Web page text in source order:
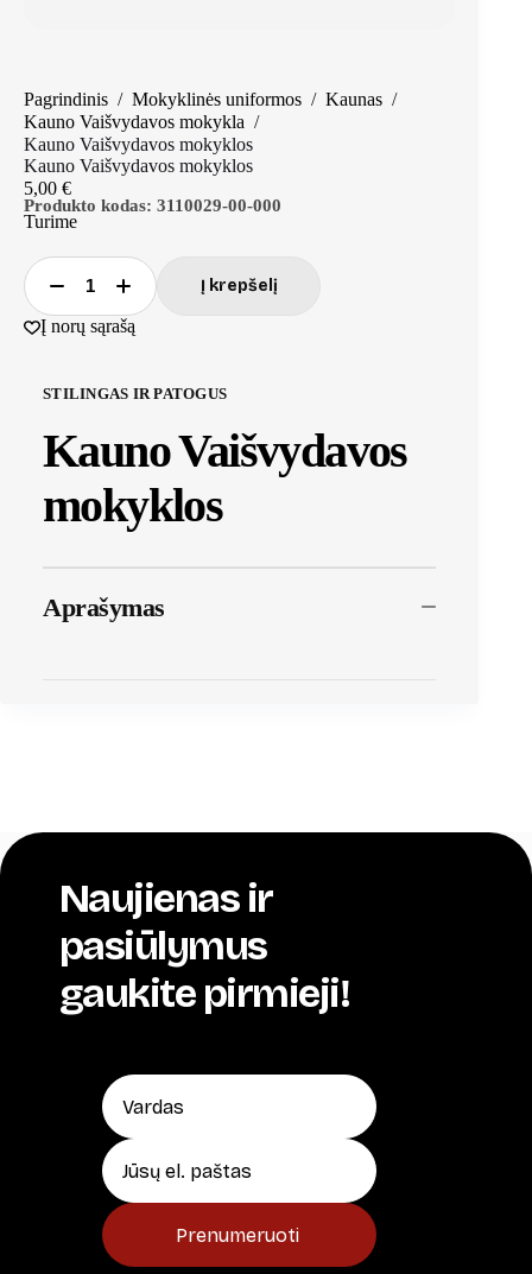
Pagrindinis / Mokyklinės uniformos / Kaunas /
Kauno Vaišvydavos mokykla /
Kauno Vaišvydavos mokyklos
Kauno Vaišvydavos mokyklos
Produkto kodas: 3110029-00-000
5,00 €
Turime
produkto
kiekis:
Kauno
Į krepšelį
Į norų sąrašą
STILINGAS IR PATOGUS
Kauno Vaišvydavos
mokyklos
Aprašymas
Naujienas ir
pasiūlymus
gaukite pirmieji!
Prenumeruoti